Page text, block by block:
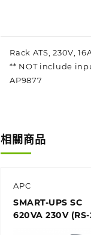
Rack ATS, 230V,
** NOT include
AP9877
相關商品
APC
SMART-UPS SC
620VA 230V (RS-